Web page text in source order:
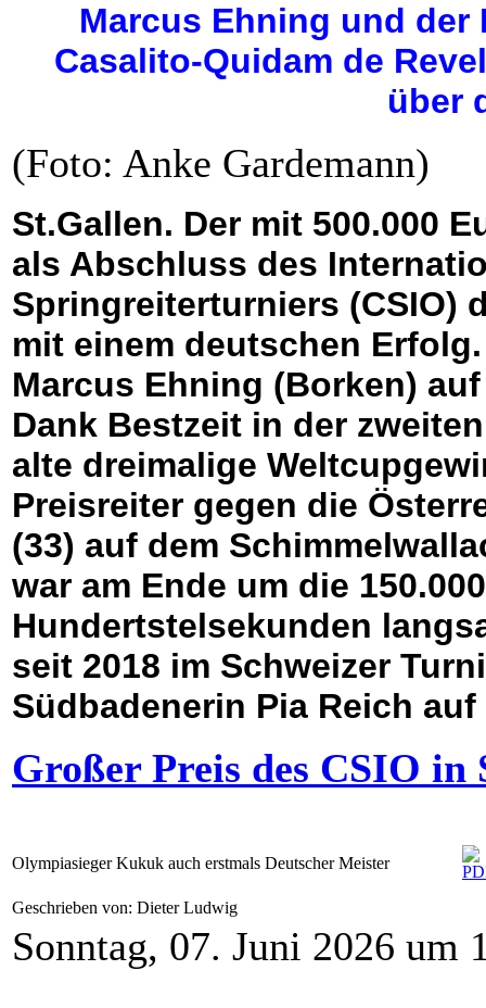
Marcus Ehning und
Casalito-Quidam de
über
(Foto: Anke Gardemann)
St.Gallen. Der mit 500.000
als Abschluss des
Springreiterturniers (CSIO)
mit einem deutschen
Marcus Ehning (Borken)
Dank Bestzeit in der
alte dreimalige
Preisreiter gegen die
(33) auf dem
war am Ende um die
Hundertstelsekunden
seit 2018 im Schweizer
Südbadenerin Pia Reich
Großer Preis des CSIO in
Olympiasieger Kukuk auch erstmals Deutscher Meister
Geschrieben von: Dieter Ludwig
Sonntag, 07. Juni 2026 um